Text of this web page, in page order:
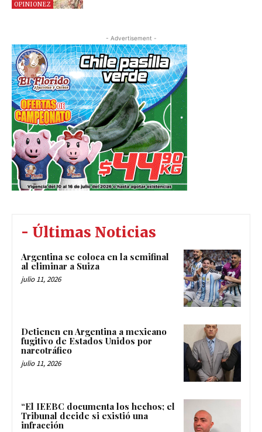
OPINIONEZ
- Advertisement -
- Últimas Noticias
Argentina se coloca en la semifinal
al eliminar a Suiza
julio 11, 2026
Detienen en Argentina a mexicano
fugitivo de Estados Unidos por
narcotráfico
julio 11, 2026
“El IEEBC documenta los hechos; el
Tribunal decide si existió una
infracción